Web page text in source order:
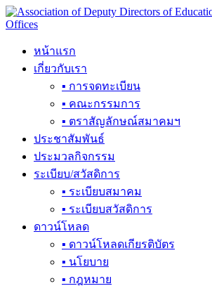
Skip
to
หน้าแรก
เกี่ยวกับเรา
▪ การจดทะเบียน
▪ คณะกรรมการ
▪ ตราสัญลักษณ์สมาคมฯ
ประชาสัมพันธ์
ประมวลกิจกรรม
ระเบียบ/สวัสดิการ
▪ ระเบียบสมาคม
▪ ระเบียบสวัสดิการ
ดาวน์โหลด
▪ ดาวน์โหลดเกียรติบัตร
▪ นโยบาย
▪ กฎหมาย